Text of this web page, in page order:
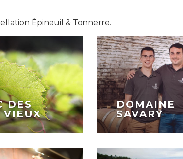
Épineuil & Tonnerre.
DOMAINE
SAVARY
DES
VIEUX